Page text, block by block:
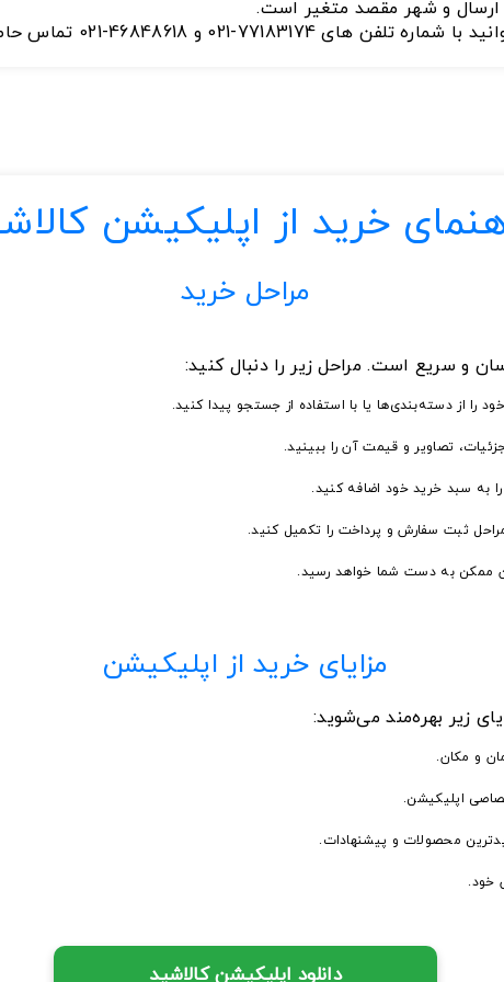
و شهر مقصد متغیر است.
021 و 46848618-021 تماس حاصل فرمایید
خرید از اپلیکیشن
مراحل خرید
و سریع است. مراحل زیر را دنبال کنید:
را از دسته‌بندی‌ها یا با استفاده از جستجو پیدا کنید.
تصاویر و قیمت آن را ببینید.
به سبد خرید خود اضافه کنید.
ثبت سفارش و پرداخت را تکمیل کنید.
ممکن به دست شما خواهد رسید.
مزایای خرید از اپلیکیشن
زیر بهره‌مند می‌شوید:
و مکان.
اپلیکیشن.
محصولات و پیشنهادات.
خود.
دانلود اپلیکیشن کالاشید